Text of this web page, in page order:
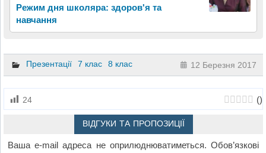
Режим дня школяра: здоров'я та
навчання
Презентації 7 клас 8 клас 12 Березня 2017
24 ()
ВІДГУКИ ТА ПРОПОЗИЦІЇ
Ваша e-mail адреса не оприлюднюватиметься. Обов’язкові